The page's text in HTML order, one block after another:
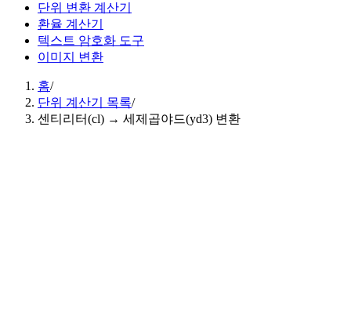
단위 변환 계산기
환율 계산기
텍스트 암호화 도구
이미지 변환
홈/
단위 계산기 목록/
센티리터(cl) → 세제곱야드(yd3) 변환